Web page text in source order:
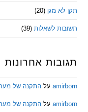
מגן (20)
לשאלות (39)
אחרונות
עלהתקנה של מערכת בידור
עלהתקנה של מערכת בידור